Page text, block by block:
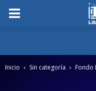
Inicio Sin categoría Fondo